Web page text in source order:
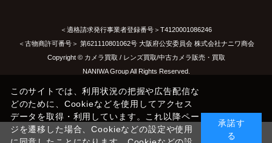
＜適格請求発行事業者登録番号＞T4120001086246
＜古物商許可番号＞ 第621110801062号 大阪府公安委員会 株式会社ナニワ商会
Copyright © カメラ買取 / レンズ買取/中古カメラ販売・買取
NANIWA Group All Rights Reserved.
このサイトでは、利用状況の把握や広告配信な
どのために、Cookieなどを使用してアクセス
データを取得・利用しています。これ以降ペー
ジを遷移した場合、Cookieなどの設定や使用
承諾す
る